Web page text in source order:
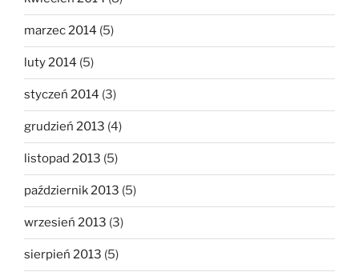
marzec 2014 (5)
luty 2014 (5)
styczeń 2014 (3)
grudzień 2013 (4)
listopad 2013 (5)
październik 2013 (5)
wrzesień 2013 (3)
sierpień 2013 (5)